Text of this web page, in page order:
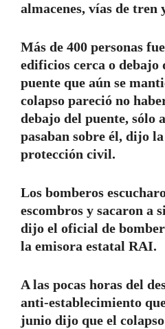
almacenes, vías de tren
Más de 400 personas
edificios cerca o debajo
puente que aún se
colapso pareció no
debajo del puente, sólo
pasaban sobre él, dijo
protección civil.
Los bomberos
escombros y sacaron a
dijo el oficial de
la emisora ​​estatal RAI.
A las pocas horas del
anti-establecimiento
junio dijo que el